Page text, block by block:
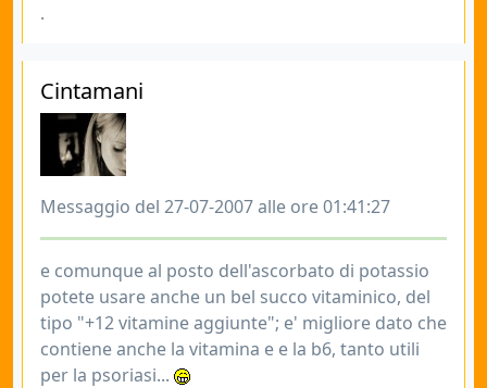
.
Cintamani
Messaggio del 27-07-2007 alle ore 01:41:27
e comunque al posto dell'ascorbato di potassio
potete usare anche un bel succo vitaminico, del
tipo "+12 vitamine aggiunte"; e' migliore dato che
contiene anche la vitamina e e la b6, tanto utili
per la psoriasi...